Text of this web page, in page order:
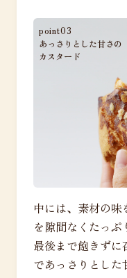
point03
あっさりとした甘さの
カスタード
中には、素材の味
を隙間なくたっぷ
最後まで飽きず
であっさりとした